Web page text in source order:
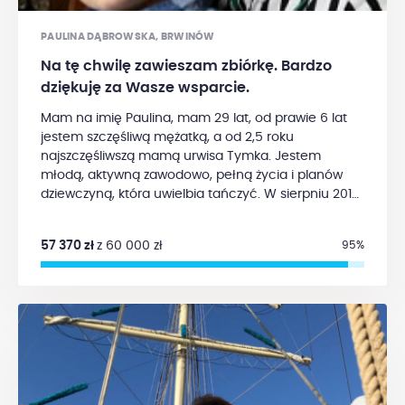
Wszystkim Darczyńcom z góry dziękuję z całego
zbiórki to 480 000 PLN (2 lata kuracji).
PAULINA DĄBROWSKA, BRWINÓW
Na tę chwilę zawieszam zbiórkę. Bardzo
dziękuję za Wasze wsparcie.
Mam na imię Paulina, mam 29 lat, od prawie 6 lat
jestem szczęśliwą mężatką, a od 2,5 roku
najszczęśliwszą mamą urwisa Tymka. Jestem
młodą, aktywną zawodowo, pełną życia i planów
dziewczyną, która uwielbia tańczyć. W sierpniu 2017
"coś", sama nie byłam pewna, czy to jakaś zmiana
czy tylko mi się wydaje, a na pewno nie
się czymś złym. Po miesiącu przy okazji kontrolnej
wizyty u ginekologa pokazałam moje znalezisko,
zlecono kontrolne USG piersi, zalecono
profilaktyczną wizytę u onkologa (wizyta 13.10.2017 -
żeby było śmieszniej, był to piątek), a po wizycie
57 370 zł z 60 000 zł 95%